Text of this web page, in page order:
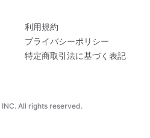
All rights reserved.
利用規約
プライバシーポリシー
特定商取引法に基づく表記